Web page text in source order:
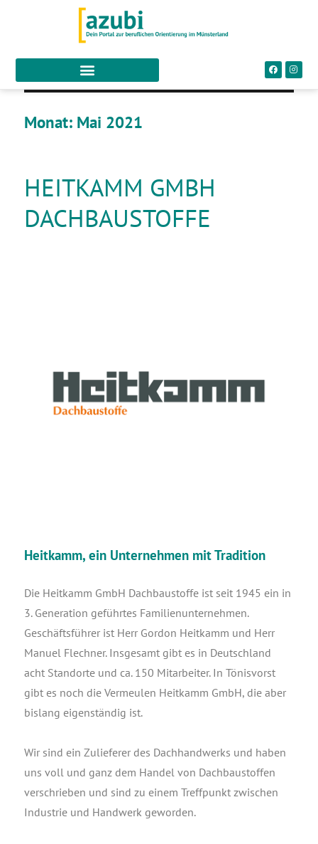
Monat: Mai 2021
HEITKAMM GMBH
DACHBAUSTOFFE
Heitkamm, ein Unternehmen mit Tradition
Die Heit­kamm GmbH Dach­bau­stof­fe ist seit 1945 ein in
3. Gene­ra­ti­on geführ­tes Fami­li­en­un­ter­neh­men.
Geschäfts­füh­rer ist Herr Gor­don Heit­kamm und Herr
Manu­el Flech­ner. Ins­ge­samt gibt es in Deutsch­land
acht Stand­or­te und ca. 150 Mit­ar­bei­ter. In Tönis­vorst
gibt es noch die Ver­meu­len Heit­kamm GmbH, die aber
bis­lang eigen­stän­dig ist.
Wir sind ein Zulie­fe­rer des Dach­hand­werks und haben
uns voll und ganz dem Han­del von Dach­bau­stof­fen
ver­schrie­ben und sind zu einem Treff­punkt zwi­schen
Indus­trie und Hand­werk geworden.